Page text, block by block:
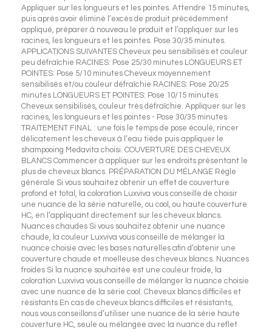
Appliquer sur les longueurs et les pointes. Attendre 15 minutes,
puis après avoir éliminé l’excès de produit précédemment
appliqué, préparer à nouveau le produit et l’appliquer sur les
racines, les longueurs et les pointes. Pose 30/35 minutes.
APPLICATIONS SUIVANTES Cheveux peu sensibilisés et couleur
peu défraîchie RACINES: Pose 25/30 minutes LONGUEURS ET
POINTES: Pose 5/10 minutes Cheveux moyennement
sensibilisés et/ou couleur défraîchie RACINES: Pose 20/25
minutes LONGUEURS ET POINTES: Pose 10/15 minutes
Cheveux sensibilisés, couleur très défraîchie. Appliquer sur les
racines, les longueurs et les pointes - Pose 30/35 minutes
TRAITEMENT FINAL : une fois le temps de pose écoulé, rincer
délicatement les cheveux à l’eau tiède puis appliquer le
shampooing Medavita choisi. COUVERTURE DES CHEVEUX
BLANCS Commencer à appliquer sur les endroits présentant le
plus de cheveux blancs. PRÉPARATION DU MÉLANGE Règle
générale Si vous souhaitez obtenir un effet de couverture
profond et total, la coloration Luxviva vous conseille de choisir
une nuance de la série naturelle, ou cool, ou haute couverture
HC, en l’appliquant directement sur les cheveux blancs.
Nuances chaudes Si vous souhaitez obtenir une nuance
chaude, la couleur Luxviva vous conseille de mélanger la
nuance choisie avec les bases naturelles afin d’obtenir une
couverture chaude et moelleuse des cheveux blancs. Nuances
froides Si la nuance souhaitée est une couleur froide, la
coloration Luxviva vous conseille de mélanger la nuance choisie
avec une nuance de la série cool. Cheveux blancs difficiles et
résistants En cas de cheveux blancs difficiles et résistants,
nous vous conseillons d’utiliser une nuance de la série haute
couverture HC, seule ou mélangée avec la nuance du reflet